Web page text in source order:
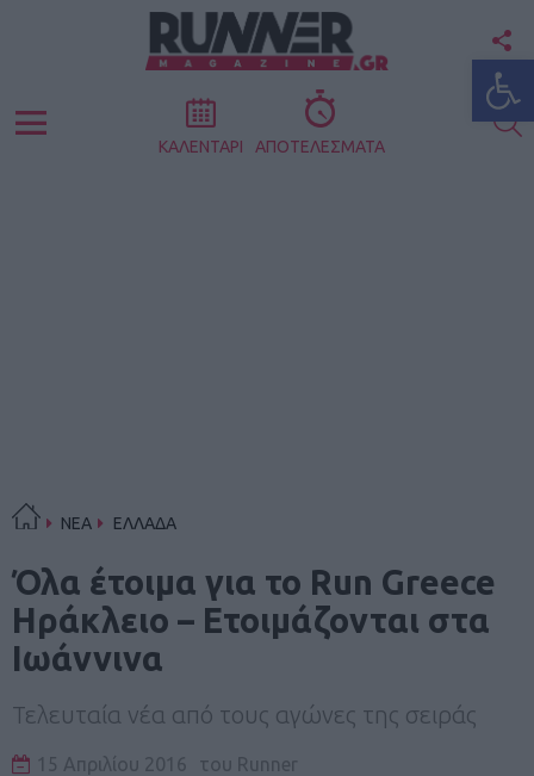
Menu ΚΑΛΕΝΤΑΡΙ ΑΠΟΤΕΛΕΣΜΑΤΑ
ΝΕΑ ΕΛΛΑΔΑ
Όλα έτοιμα για το Run Greece
Ηράκλειο – Ετοιμάζονται στα
Ιωάννινα
Τελευταία νέα από τους αγώνες της σειράς
15 Απριλίου 2016 του Runner